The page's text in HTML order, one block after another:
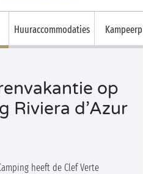
Huuraccommodaties
op
Riviera d’Azur
heeft de Clef Verte